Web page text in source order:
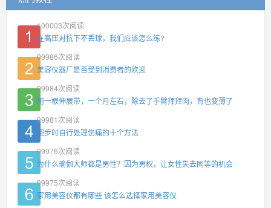
100003次阅读
在高压对抗下不丢球，我们应该怎么练?
99986次阅读
美容仪器厂是否受到消费者的欢迎
99984次阅读
用一根伸展带，一个月左右，除去了手臂拜拜肉，背也变薄了
99981 次阅读
跑步时自行处理伤痛的十个方法
99976次阅读
为什么瑜伽大师都是男性？因为男权，让女性失去同等的机会
99975次阅读
家用美容仪都有哪些 该怎么选择家用美容仪